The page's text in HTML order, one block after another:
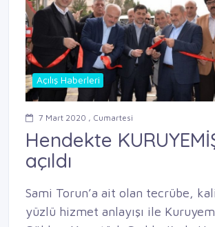
Açılış Haberleri
7 Mart 2020 , Cumartesi
Hendekte
açıldı
Sami Torun’a ait olan tecrübe,
yüzlü hizmet anlayışı ile